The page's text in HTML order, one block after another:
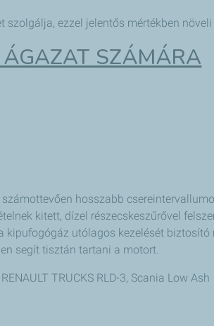
ezzel jelentős mértékben növeli
SZÁMÁRA
hosszabb
kitett, dízel részecskeszűrővel
utólagos kezelését biztosító
segít tisztán tartani a motort.
TRUCKS RLD-3, Scania Low Ash